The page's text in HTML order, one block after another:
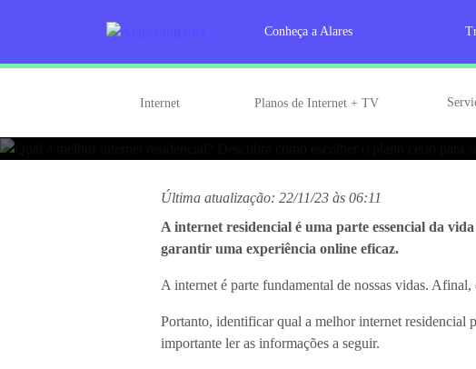
Conheça a Alares
Internet Planos de Internet + TV
Encontre a internet residencial
Última atualização: 22/11/23 às 06:11
A internet residencial é uma parte essencial da
garantir uma experiência online eficaz.
A internet é parte fundamental de nossas vidas.
Portanto, identificar qual a melhor internet residencial
importante ler as informações a seguir.